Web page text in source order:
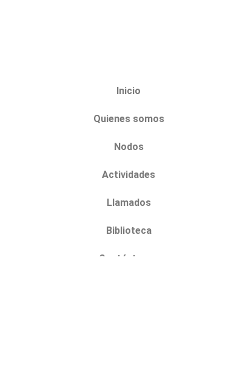
Inicio
Quienes somos
Nodos
Actividades
Llamados
Biblioteca
Contáctenos